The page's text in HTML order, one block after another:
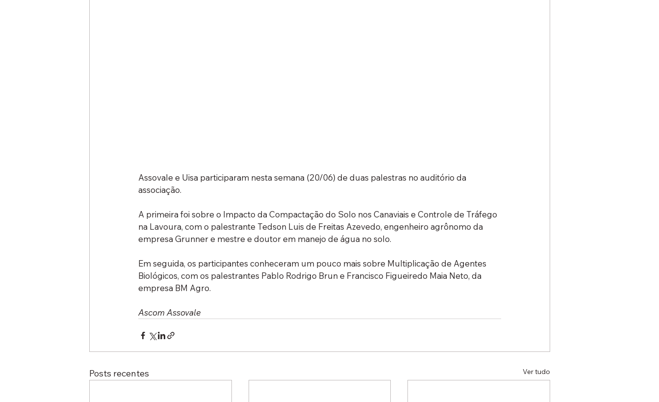
Assovale e Uisa participaram nesta semana (20/06) de duas palestras no auditório da
associação.
A primeira foi sobre o Impacto da Compactação do Solo nos Canaviais e Controle de Tráfego
na Lavoura, com o palestrante Tedson Luis de Freitas Azevedo, engenheiro agrônomo da
empresa Grunner e mestre e doutor em manejo de água no solo.
Em seguida, os participantes conheceram um pouco mais sobre Multiplicação de Agentes
Biológicos, com os palestrantes Pablo Rodrigo Brun e Francisco Figueiredo Maia Neto, da
empresa BM Agro.
Ascom Assovale
Posts recentes Ver tudo